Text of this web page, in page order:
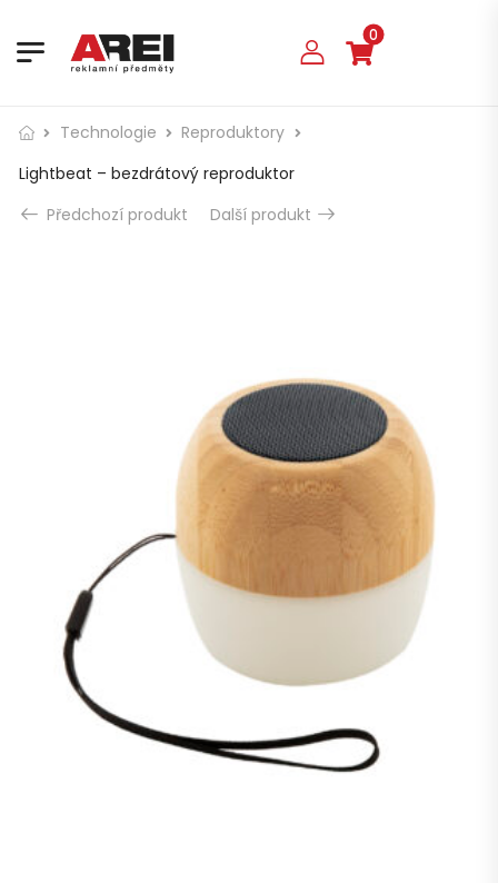
0
Technologie
Reproduktory
Lightbeat – bezdrátový reproduktor
Předchozí produkt
Další produkt